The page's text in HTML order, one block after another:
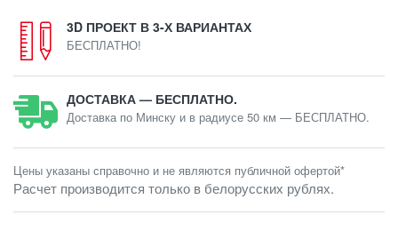
Цены указаны справочно и не являются публичной офертой*
Расчет производится только в белорусских рублях.
3D ПРОЕКТ В 3-Х ВАРИАНТАХ
БЕСПЛАТНО!
ДОСТАВКА — БЕСПЛАТНО.
Доставка по Минску и в радиусе 50 км — БЕСПЛАТНО.